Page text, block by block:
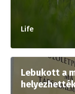
Life
Lebukott a